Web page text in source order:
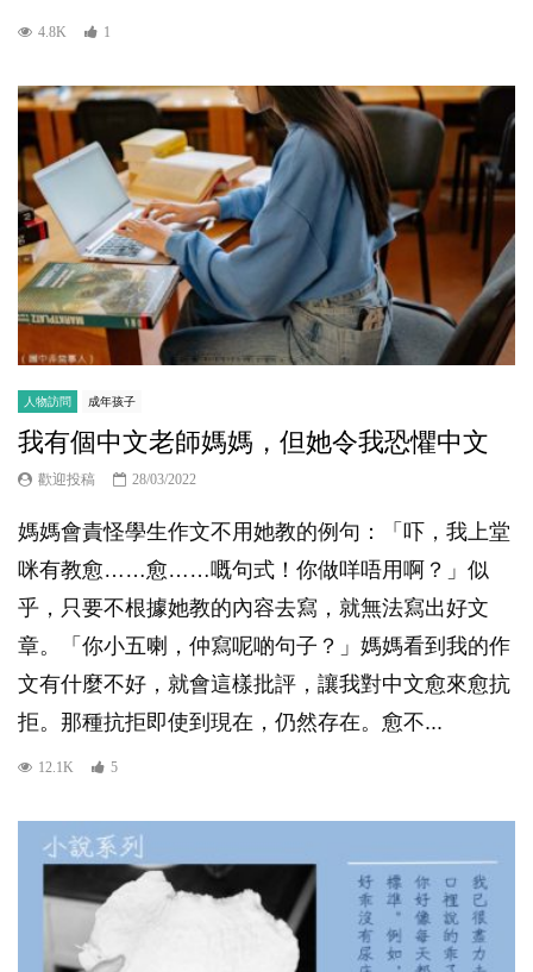
4.8K 1
人物訪問 成年孩子
我有個中文老師媽媽，但她令我恐懼中文
歡迎投稿 28/03/2022
媽媽會責怪學生作文不用她教的例句：「吓，我上堂
咪有教愈……愈……嘅句式！你做咩唔用啊？」似
乎，只要不根據她教的內容去寫，就無法寫出好文
章。「你小五喇，仲寫呢啲句子？」媽媽看到我的作
文有什麼不好，就會這樣批評，讓我對中文愈來愈抗
拒。那種抗拒即使到現在，仍然存在。愈不...
12.1K 5